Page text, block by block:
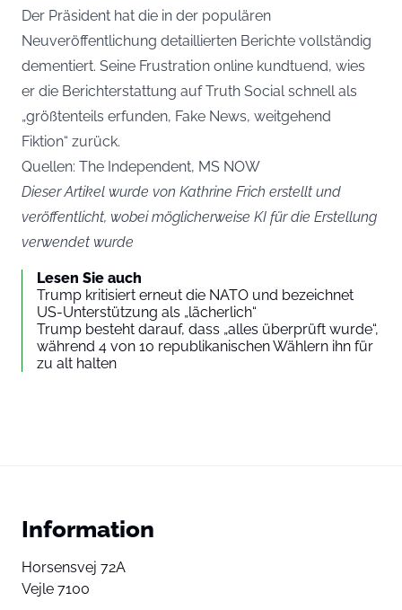
Der Präsident hat die in der populären
Neuveröffentlichung detaillierten Berichte vollständig
dementiert. Seine Frustration online kundtuend, wies
er die Berichterstattung auf Truth Social schnell als
„größtenteils erfunden, Fake News, weitgehend
Fiktion“ zurück.
Quellen: The Independent, MS NOW
Dieser Artikel wurde von Kathrine Frich erstellt und
veröffentlicht, wobei möglicherweise KI für die Erstellung
verwendet wurde
Lesen Sie auch
Trump kritisiert erneut die NATO und bezeichnet
US-Unterstützung als „lächerlich“
Trump besteht darauf, dass „alles überprüft wurde“,
während 4 von 10 republikanischen Wählern ihn für
zu alt halten
Information
Horsensvej 72A
Vejle 7100